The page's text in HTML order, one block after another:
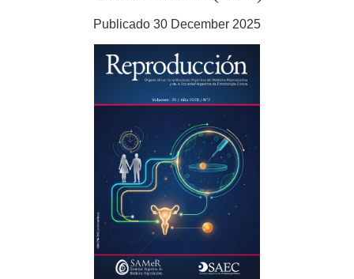
Publicado 30 December 2025